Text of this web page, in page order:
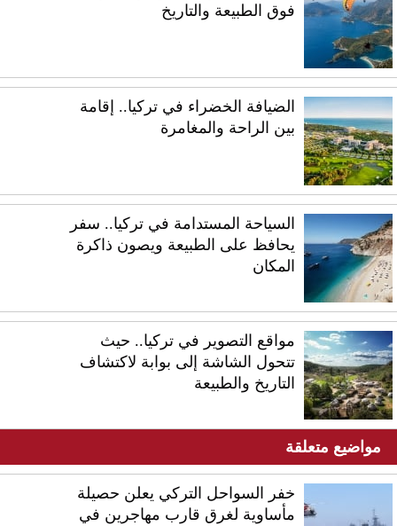
فوق الطبيعة والتاريخ
الضيافة الخضراء في تركيا.. إقامة
بين الراحة والمغامرة
السياحة المستدامة في تركيا.. سفر
يحافظ على الطبيعة ويصون ذاكرة
المكان
مواقع التصوير في تركيا.. حيث
تتحول الشاشة إلى بوابة لاكتشاف
التاريخ والطبيعة
مواضيع متعلقة
خفر السواحل التركي يعلن حصيلة
مأساوية لغرق قارب مهاجرين في